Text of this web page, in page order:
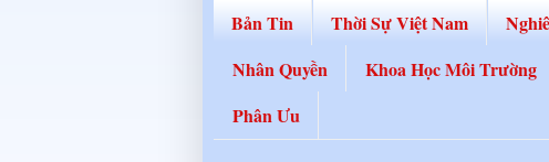
Bản Tin Thời Sự Việt Nam
Nhân Quyền
Khoa Học Môi Trường
Phân Ưu